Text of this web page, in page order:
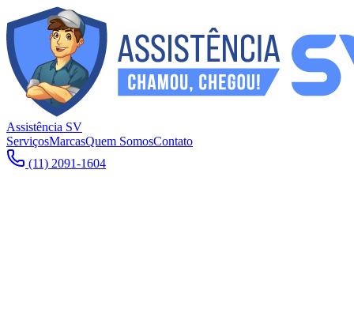
Assistência SV
ServiçosMarcasQuem SomosContato
(11) 2091-1604